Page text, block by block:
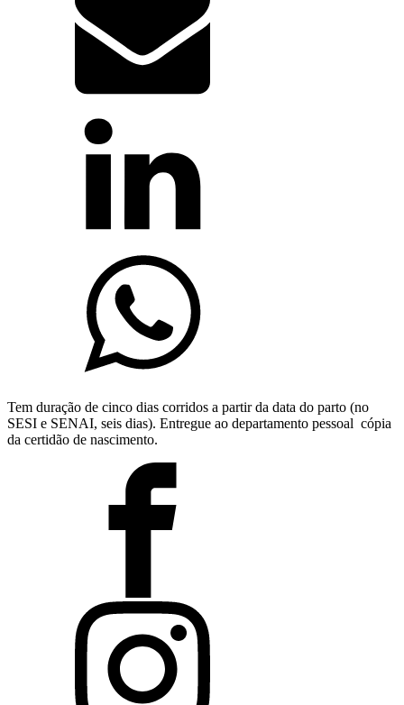
Tem duração de cinco dias corridos a partir da data do parto (no
SESI e SENAI, seis dias). Entregue ao departamento pessoal cópia
da certidão de nascimento.